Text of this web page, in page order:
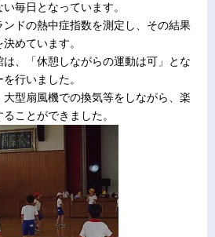
毎日となっています。
ドの熱中症指数を測定し、その結果
めています。
、「休憩しながらの運動は可」とな
行いました。
型扇風機での換気等をしながら、楽
ことができました。